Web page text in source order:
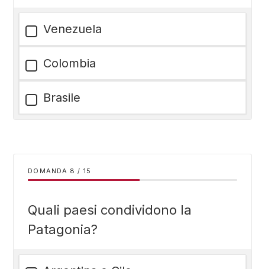
Venezuela
Colombia
Brasile
DOMANDA / 15
Quali paesi condividono la
Patagonia?